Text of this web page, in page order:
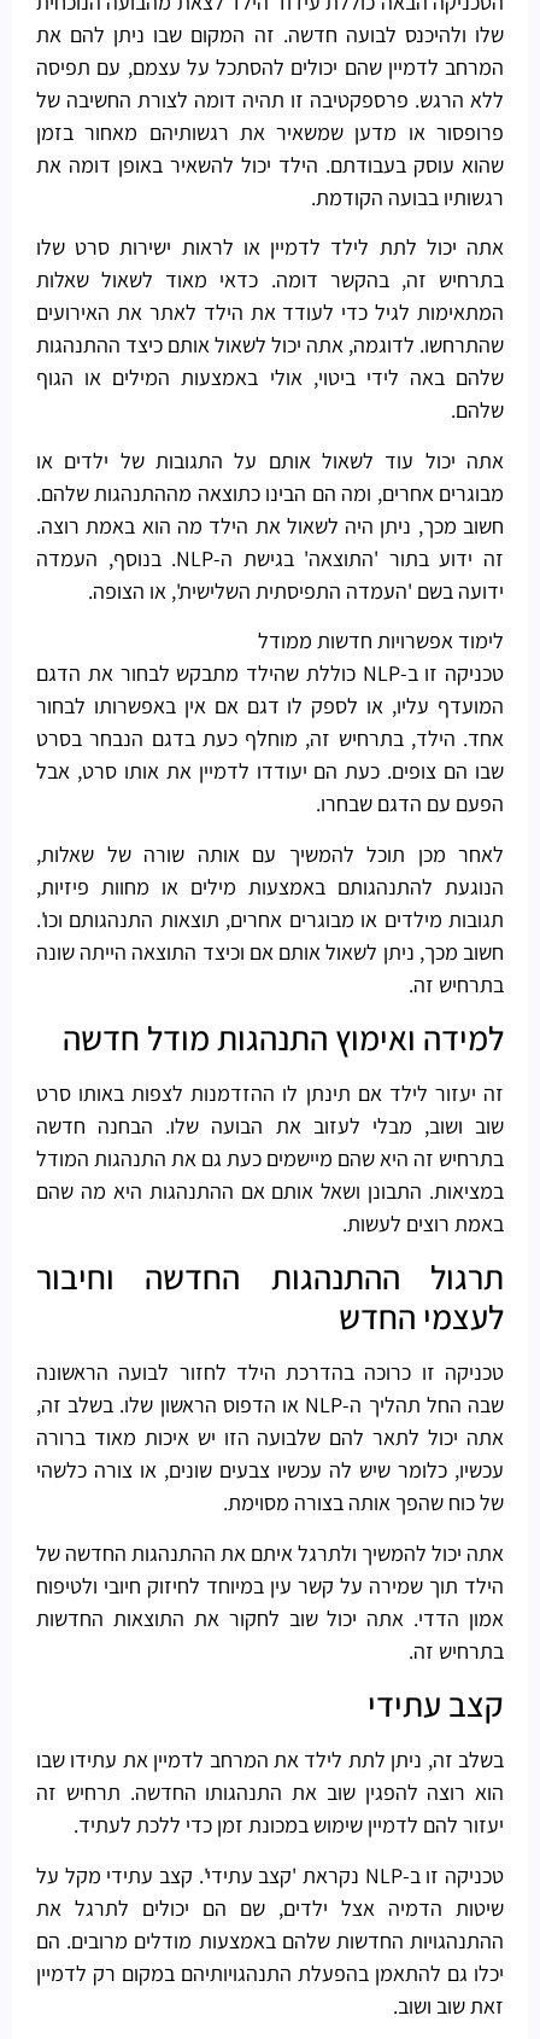
שלו ולהיכנס לבועה חדשה. זה המקום שבו ניתן להם את
המרחב לדמיין שהם יכולים להסתכל על עצמם, עם תפיסה
ללא הרגש. פרספקטיבה זו תהיה דומה לצורת החשיבה של
פרופסור או מדען שמשאיר את רגשותיהם מאחור בזמן
שהוא עוסק בעבודתם. הילד יכול להשאיר באופן דומה את
רגשותיו בבועה הקודמת.
אתה יכול לתת לילד לדמיין או לראות ישירות סרט שלו
בתרחיש זה, בהקשר דומה. כדאי מאוד לשאול שאלות
המתאימות לגיל כדי לעודד את הילד לאתר את האירועים
שהתרחשו. לדוגמה, אתה יכול לשאול אותם כיצד ההתנהגות
שלהם באה לידי ביטוי, אולי באמצעות המילים או הגוף
שלהם.
אתה יכול עוד לשאול אותם על התגובות של ילדים או
מבוגרים אחרים, ומה הם הבינו כתוצאה מההתנהגות שלהם.
חשוב מכך, ניתן היה לשאול את הילד מה הוא באמת רוצה.
זה ידוע בתור 'התוצאה' בגישת ה-NLP. בנוסף, העמדה
ידועה בשם 'העמדה התפיסתית השלישית', או הצופה.
לימוד אפשרויות חדשות ממודל
טכניקה זו ב-NLP כוללת שהילד מתבקש לבחור את הדגם
המועדף עליו, או לספק לו דגם אם אין באפשרותו לבחור
אחד. הילד, בתרחיש זה, מוחלף כעת בדגם הנבחר בסרט
שבו הם צופים. כעת הם יעודדו לדמיין את אותו סרט, אבל
הפעם עם הדגם שבחרו.
לאחר מכן תוכל להמשיך עם אותה שורה של שאלות,
הנוגעת להתנהגותם באמצעות מילים או מחוות פיזיות,
תגובות מילדים או מבוגרים אחרים, תוצאות התנהגותם וכו'.
חשוב מכך, ניתן לשאול אותם אם וכיצד התוצאה הייתה שונה
בתרחיש זה.
למידה ואימוץ התנהגות מודל חדשה
זה יעזור לילד אם תינתן לו ההזדמנות לצפות באותו סרט
שוב ​​ושוב, מבלי לעזוב את הבועה שלו. הבחנה חדשה
בתרחיש זה היא שהם מיישמים כעת גם את התנהגות המודל
במציאות. התבונן ושאל אותם אם ההתנהגות היא מה שהם
באמת רוצים לעשות.
תרגול ההתנהגות החדשה וחיבור
לעצמי החדש
טכניקה זו כרוכה בהדרכת הילד לחזור לבועה הראשונה
שבה החל תהליך ה-NLP או הדפוס הראשון שלו. בשלב זה,
אתה יכול לתאר להם שלבועה הזו יש איכות מאוד ברורה
עכשיו, כלומר שיש לה עכשיו צבעים שונים, או צורה כלשהי
של כוח שהפך אותה בצורה מסוימת.
אתה יכול להמשיך ולתרגל איתם את ההתנהגות החדשה של
הילד תוך שמירה על קשר עין במיוחד לחיזוק חיובי ולטיפוח
אמון הדדי. אתה יכול שוב לחקור את התוצאות החדשות
בתרחיש זה.
קצב עתידי
בשלב זה, ניתן לתת לילד את המרחב לדמיין את עתידו שבו
הוא רוצה להפגין שוב את התנהגותו החדשה. תרחיש זה
יעזור להם לדמיין שימוש במכונת זמן כדי ללכת לעתיד.
טכניקה זו ב-NLP נקראת 'קצב עתידי'. קצב עתידי מקל על
שיטות הדמיה אצל ילדים, שם הם יכולים לתרגל את
ההתנהגויות החדשות שלהם באמצעות מודלים מרובים. הם
יכלו גם להתאמן בהפעלת התנהגויותיהם במקום רק לדמיין
זאת שוב ושוב.